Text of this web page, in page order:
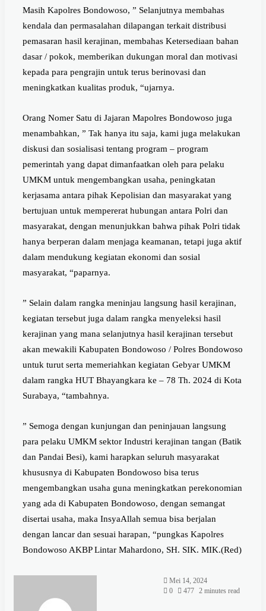
Masih Kapolres Bondowoso, ” Selanjutnya membahas
kendala dan permasalahan dilapangan terkait distribusi
pemasaran hasil kerajinan, membahas Ketersediaan bahan
dasar / pokok, memberikan dukungan moral dan motivasi
kepada para pengrajin untuk terus berinovasi dan
meningkatkan kualitas produk, “ujarnya.
Orang Nomer Satu di Jajaran Mapolres Bondowoso juga
menambahkan, ” Tak hanya itu saja, kami juga melakukan
diskusi dan sosialisasi tentang program – program
pemerintah yang dapat dimanfaatkan oleh para pelaku
UMKM untuk mengembangkan usaha, peningkatan
kerjasama antara pihak Kepolisian dan masyarakat yang
bertujuan untuk mempererat hubungan antara Polri dan
masyarakat, dengan menunjukkan bahwa pihak Polri tidak
hanya berperan dalam menjaga keamanan, tetapi juga aktif
dalam mendukung kegiatan ekonomi dan sosial
masyarakat, “paparnya.
” Selain dalam rangka meninjau langsung hasil kerajinan,
kegiatan tersebut juga dalam rangka menyeleksi hasil
kerajinan yang mana selanjutnya hasil kerajinan tersebut
akan mewakili Kabupaten Bondowoso / Polres Bondowoso
untuk turut serta memeriahkan kegiatan Gebyar UMKM
dalam rangka HUT Bhayangkara ke – 78 Th. 2024 di Kota
Surabaya, “tambahnya.
” Semoga dengan kunjungan dan peninjauan langsung
para pelaku UMKM sektor Industri kerajinan tangan (Batik
dan Pandai Besi), kami harapkan seluruh masyarakat
khususnya di Kabupaten Bondowoso bisa terus
mengembangkan usaha guna meningkatkan perekonomian
yang ada di Kabupaten Bondowoso, dengan semangat
disertai usaha, maka InsyaAllah semua bisa berjalan
dengan lancar dan sesuai harapan, “pungkas Kapolres
Bondowoso AKBP Lintar Mahardono, SH. SIK. MIK.(Red)
Mei 14, 2024
0
477 2 minutes read